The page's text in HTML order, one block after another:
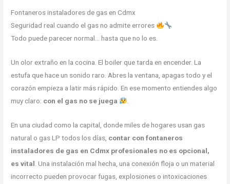
Fontaneros instaladores de gas en Cdmx
Seguridad real cuando el gas no admite errores
Todo puede parecer normal… hasta que no lo es.
Un olor extraño en la cocina. El boiler que tarda en encender. La
estufa que hace un sonido raro. Abres la ventana, apagas todo y el
corazón empieza a latir más rápido. En ese momento entiendes algo
muy claro: con el gas no se juega
En una ciudad como la capital, donde miles de hogares usan gas
natural o gas LP todos los días, contar con fontaneros
instaladores de gas en Cdmx profesionales no es opcional,
es vital . Una instalación mal hecha, una conexión floja o un material
incorrecto pueden provocar fugas, explosiones o intoxicaciones